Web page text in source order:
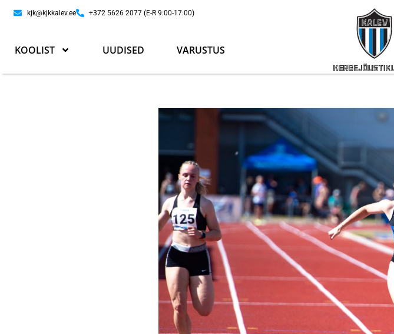
kjk@kjkkalev.ee +372 5626 2077 (E-R 9:00-17:00)
KOOLIST UUDISED VARUSTUS